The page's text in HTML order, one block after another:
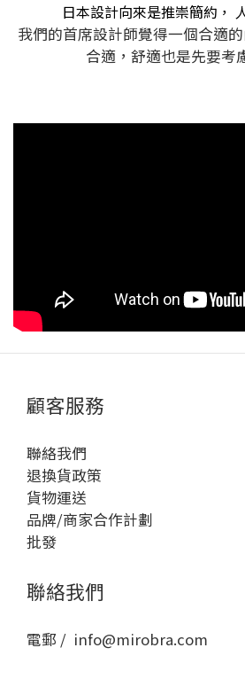
日本設計向來是推崇簡約，
我們的首席設計師覺得一個合適
合適，舒適也是先要考
顧客服務
聯絡我們
退換貨政策
貨物運送
品牌/商家合作計劃
批發
聯絡我們
電郵 / info@mirobra.com